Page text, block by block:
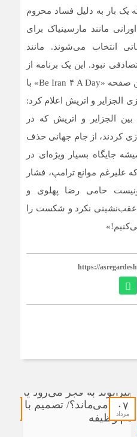
یک بار به دلیل فساد محروم
مانند مارسینیاک برای
انتخاب می‌شوند. مانند
نبود. این یک برنامه از
پیش تعیین شده بود.»همچنین صفحه «Be Iran ۴ A Day» با
الجزایر و اتریش اعلام کرد:
بین الجزایر و اتریش که در
کردند، از جام جهانی حذف
جایگاه بسیار ویژه‌ای در
علیرغم موانع ترامپ، فشار
حامی رضا پهلوی و
عقب‌نشینی نکرد و شکست را
https://
۰۷
مرداد